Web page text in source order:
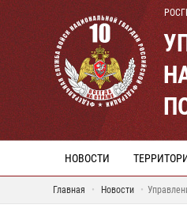
НОВОСТИ
Главная Новости